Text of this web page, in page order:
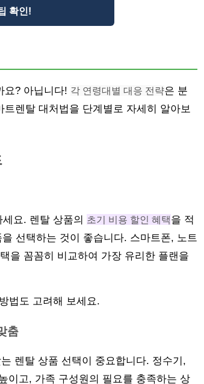
확인!
요? 아닙니다! 각 연령대별 대응 전략은 분
렌탈 대처법을 단계별로 자세히 알아보
요. 렌탈 상품의 초기 비용 할인 혜택을 적
선택하는 것이 좋습니다. 스마트폰, 노트
을 꼼꼼히 비교하여 가장 유리한 플랜을
법도 고려해 보세요.
춤
렌탈 상품 선택이 중요합니다. 정수기,
이고, 가족 구성원의 필요를 충족하는 상